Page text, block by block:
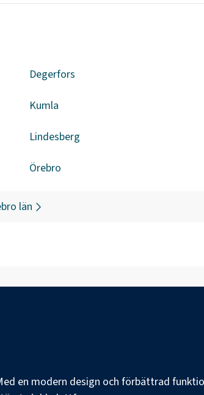
Degerfors
Kumla
Lindesberg
Örebro
län
en modern design och förbättrad